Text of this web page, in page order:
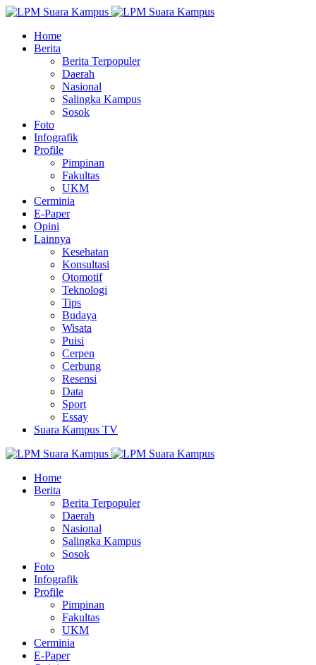
Home
Berita
Berita Terpopuler
Daerah
Nasional
Salingka Kampus
Sosok
Foto
Infografik
Profile
Pimpinan
Fakultas
UKM
Cerminia
E-Paper
Opini
Lainnya
Kesehatan
Konsultasi
Otomotif
Teknologi
Tips
Budaya
Wisata
Puisi
Cerpen
Cerbung
Resensi
Data
Sport
Essay
Suara Kampus TV
Home
Berita
Berita Terpopuler
Daerah
Nasional
Salingka Kampus
Sosok
Foto
Infografik
Profile
Pimpinan
Fakultas
UKM
Cerminia
E-Paper